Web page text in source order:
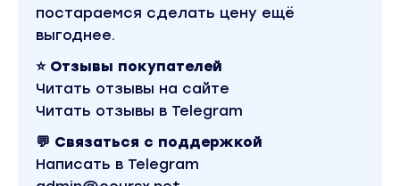
МОДУЛЬ 4
ОБЪЕКТ ПОД ФЛИППИНГ: ВСЁ О ПОИСКЕ И
ПОДБОРЕ. ЮРИДИЧЕСКАЯ ПРОВЕРКА И
ПОКУПКА.
1 урок. Мониторинг и анализ как основа
поиска объекта под флиппинг.
2 урок. Оценка прибыли и вложений, оценка
рисков.
постараемся сделать цену ещё
выгоднее.
⭐ Отзывы покупателей
Читать отзывы на сайте
Читать отзывы в Telegram
💬 Связаться с поддержкой
Написать в Telegram